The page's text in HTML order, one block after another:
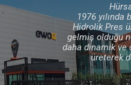
Gemi İnşa Presleri
Saç Desen Presleri
C Tipi Presleri
Kauçuk Lastik Pişirme
Tablalı Atölye Presleri
1976 yılında
Hidrolik Pres
gelmiş olduğu
daha dinamik ve
üreterek